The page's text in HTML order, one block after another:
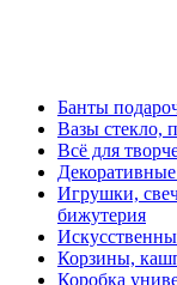
Банты
Вазы стекло,
Всё для
Игрушки,
бижутерия
Корзины,
Коробка